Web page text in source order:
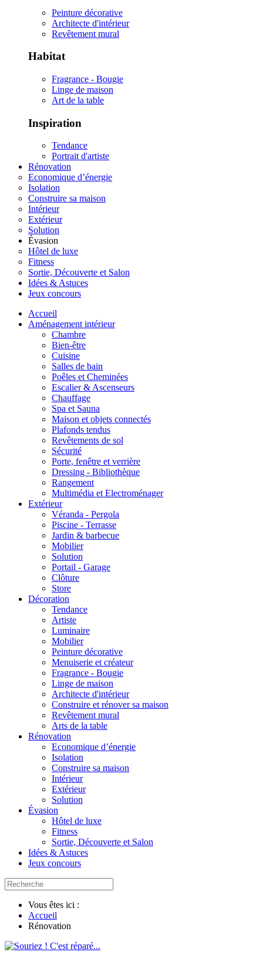
Peinture décorative
Architecte d'intérieur
Revêtement mural
Habitat
Fragrance - Bougie
Linge de maison
Art de la table
Inspiration
Tendance
Portrait d'artiste
Rénovation
Economique d’énergie
Isolation
Construire sa maison
Intérieur
Extérieur
Solution
Évasion
Hôtel de luxe
Fitness
Sortie, Découverte et Salon
Idées & Astuces
Jeux concours
Accueil
Aménagement intérieur
Chambre
Bien-être
Cuisine
Salles de bain
Poêles et Cheminées
Escalier & Ascenseurs
Chauffage
Spa et Sauna
Maison et objets connectés
Plafonds tendus
Revêtements de sol
Sécurité
Porte, fenêtre et verrière
Dressing - Bibliothèque
Rangement
Multimédia et Electroménager
Extérieur
Véranda - Pergola
Piscine - Terrasse
Jardin & barbecue
Mobilier
Solution
Portail - Garage
Clôture
Store
Décoration
Tendance
Artiste
Luminaire
Mobilier
Peinture décorative
Menuiserie et créateur
Fragrance - Bougie
Linge de maison
Architecte d'intérieur
Construire et rénover sa maison
Revêtement mural
Arts de la table
Rénovation
Economique d’énergie
Isolation
Construire sa maison
Intérieur
Extérieur
Solution
Évasion
Hôtel de luxe
Fitness
Sortie, Découverte et Salon
Idées & Astuces
Jeux concours
Vous êtes ici :
Accueil
Rénovation